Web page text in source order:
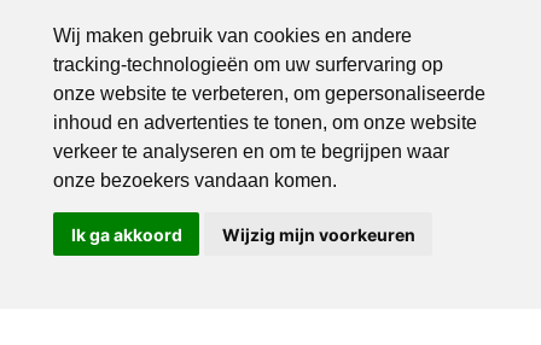
Wij maken gebruik van cookies en andere
tracking-technologieën om uw surfervaring op
onze website te verbeteren, om gepersonaliseerde
inhoud en advertenties te tonen, om onze website
verkeer te analyseren en om te begrijpen waar
onze bezoekers vandaan komen.
Ik ga akkoord Wijzig mijn voorkeuren
Bel ons